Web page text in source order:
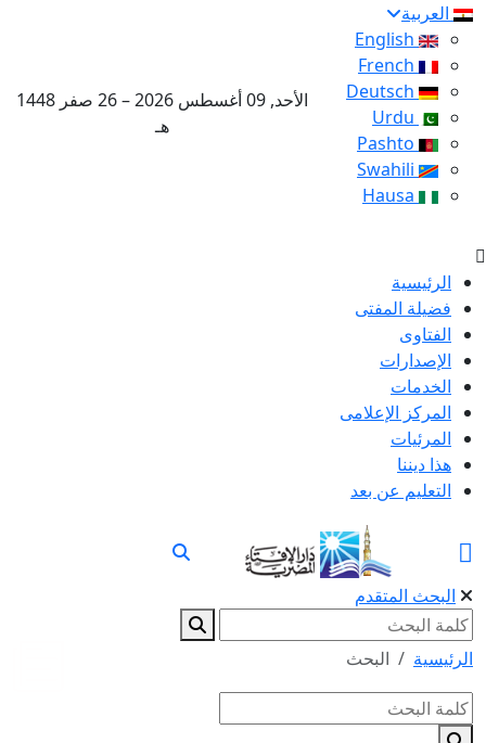
العربية
الأحد, 09 أغسطس 2026 – 26 صفر 1448
هـ
الرئيسية
فضيلة المفتى
الفتاوى
الإصدارات
الخدمات
المركز الإعلامى
المرئيات
هذا ديننا
التعليم عن بعد
البحث المتقدم
الرئيسية البحث